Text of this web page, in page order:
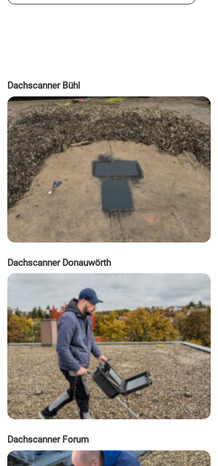
Dachscanner Bühl
Dachscanner Donauwörth
Dachscanner Forum